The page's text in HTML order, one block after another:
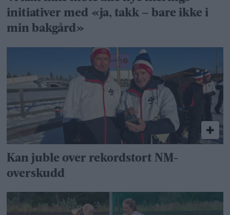
initiativer med «ja, takk – bare ikke i
min bakgård»
Kan juble over rekordstort NM-
overskudd